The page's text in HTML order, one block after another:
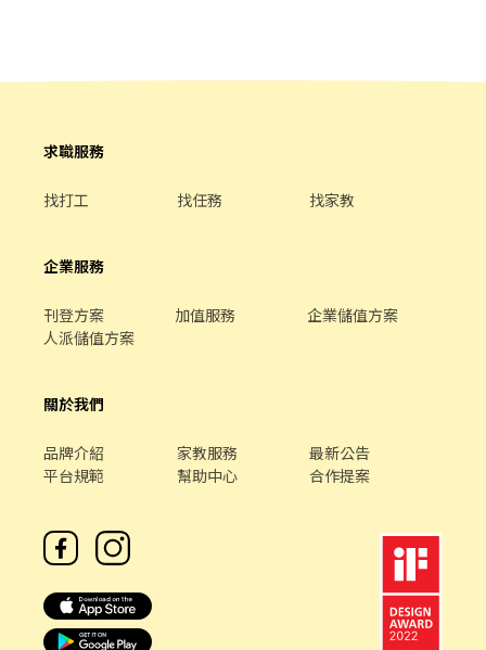
求職服務
找打工 找任務 找家教
企業服務
刊登方案 加值服務
企業儲值方案
人派儲值方案
關於我們
品牌介紹 家教服務
最新公告
平台規範
幫助中心 合作提案